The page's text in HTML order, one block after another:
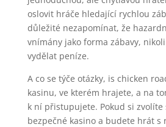
oslovit hráče hledající rychlou
důležité nezapomínat, že
vnímány jako forma zábavy,
vydělat peníze.
A co se týče otázky, is chicken
kasinu, ve kterém hrajete, a na
k ní přistupujete. Pokud si zvolíte
bezpečné kasino a budete hrát s